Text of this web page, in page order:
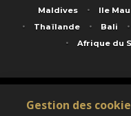
Maldives Ile
Thaïlande
Bali
Afrique du
Service animé par Nautil
au capital de 155 696 euros -
Gestion des